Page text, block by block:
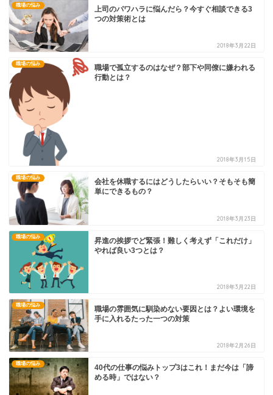
職場の悩み
上司のパワハラに悩んだら？今すぐ相談できる3
つの対策術とは
2018年3月22日
職場の悩み
職場で孤立するのはなぜ？部下や同僚に嫌われる
行動とは？
2018年3月15日
職場の悩み
会社を休職するにはどうしたらいい？そもそも簡
単にできるもの？
2018年3月23日
職場の悩み
昇進の挨拶でど緊張！難しく考えず「これだけ」
やれば良い3つとは？
2018年3月22日
職場の悩み
職場の雰囲気に馴染めない要因とは？よい環境を
手に入れるたった一つの対策
2018年2月26日
職場の悩み
40代の仕事の悩みトップ3はこれ！まだ今は「諦
める時」ではない？